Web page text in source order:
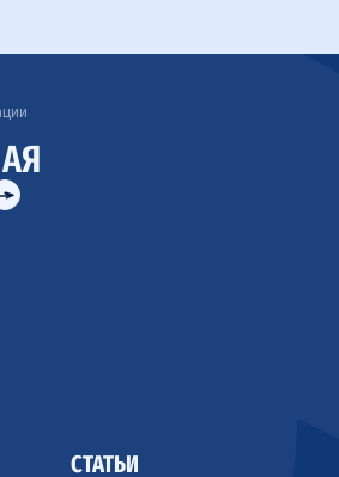
СТАТЬИ